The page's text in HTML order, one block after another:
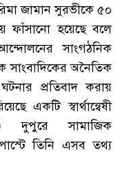
জামান সুরভীকে ৫০
ফাঁসানো হয়েছে বলে
সাংগঠনিক
অনৈতিক
প্রতিবাদ করায়
একটি স্বার্থান্বেষী
দুপুরে সামাজিক
তিনি এসব তথ্য